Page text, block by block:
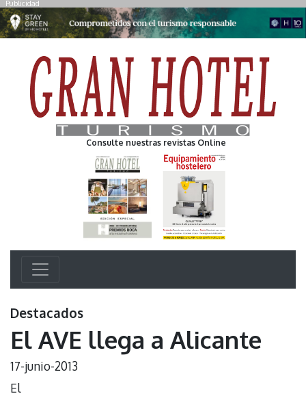
Publicidad
Consulte nuestras revistas Online
Destacados
El AVE llega a Alicante
17-junio-2013
El